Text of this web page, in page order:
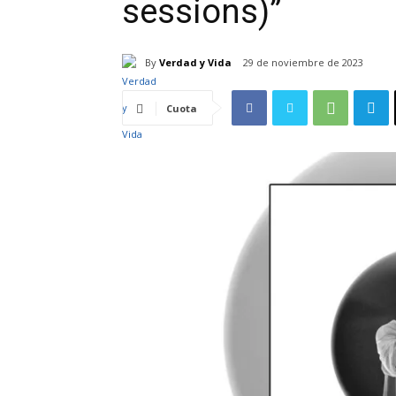
sessions)”
By Verdad y Vida 29 de noviembre de 2023
Cuota